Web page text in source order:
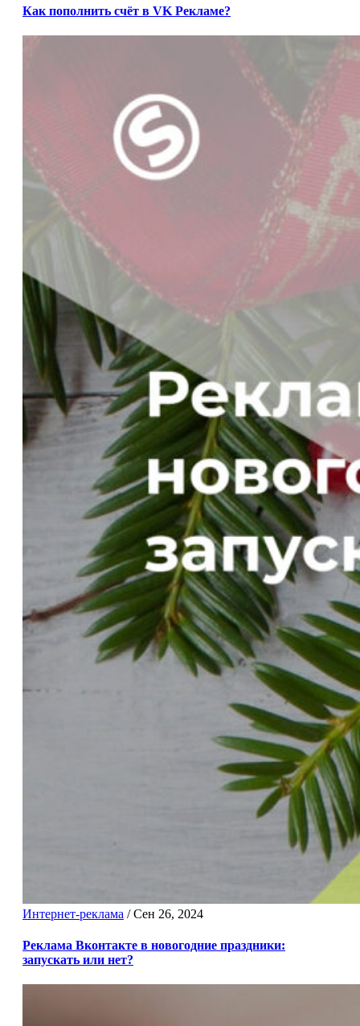
Как пополнить счёт в VK Рекламе?
Интернет-реклама /Сен 26, 2024
Реклама Вконтакте в новогодние праздники:
запускать или нет?